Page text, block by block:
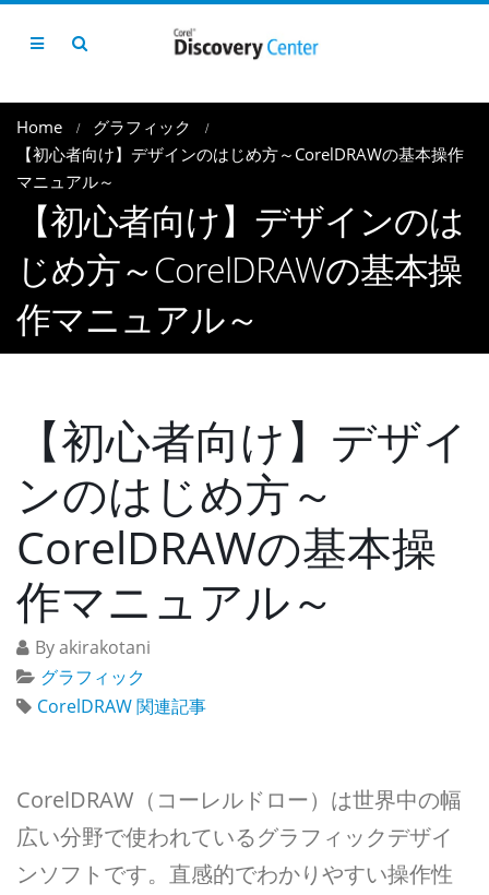
Home
グラフィック
【初心者向け】デザインのはじめ方～CorelDRAWの基本操作
マニュアル～
【初心者向け】デザインのは
じめ方～CorelDRAWの基本操
作マニュアル～
【初心者向け】デザイ
ンのはじめ方～
CorelDRAWの基本操
作マニュアル～
By akirakotani
グラフィック
CorelDRAW 関連記事
CorelDRAW（コーレルドロー）は世界中の幅
広い分野で使われているグラフィックデザイ
ンソフトです。直感的でわかりやすい操作性